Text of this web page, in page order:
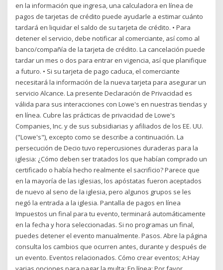
en la información que ingresa, una calculadora en línea de
pagos de tarjetas de crédito puede ayudarle a estimar cuánto
tardará en liquidar el saldo de su tarjeta de crédito. • Para
detener el servicio, debe notificar al comerciante, así como al
banco/compañía de la tarjeta de crédito. La cancelación puede
tardar un mes o dos para entrar en vigencia, así que planifique
a futuro. • Si su tarjeta de pago caduca, el comerciante
necesitará la información de la nueva tarjeta para asegurar un
servicio Alcance. La presente Declaración de Privacidad es
válida para sus interacciones con Lowe's en nuestras tiendas y
en línea. Cubre las prácticas de privacidad de Lowe's
Companies, Inc. y de sus subsidiarias y afiliados de los EE. UU.
("Lowe's"), excepto como se describe a continuación. La
persecución de Decio tuvo repercusiones duraderas para la
iglesia: ¿Cómo deben ser tratados los que habían comprado un
certificado o había hecho realmente el sacrificio? Parece que
en la mayoría de las iglesias, los apóstatas fueron aceptados
de nuevo al seno de la iglesia, pero algunos grupos se les
negó la entrada a la iglesia. Pantalla de pagos en línea
Impuestos un final para tu evento, terminará automáticamente
en la fecha y hora seleccionadas. Si no programas un final,
puedes detener el evento manualmente. Pasos. Abre la página
consulta los cambios que ocurren antes, durante y después de
un evento. Eventos relacionados. Cómo crear eventos; A:Hay